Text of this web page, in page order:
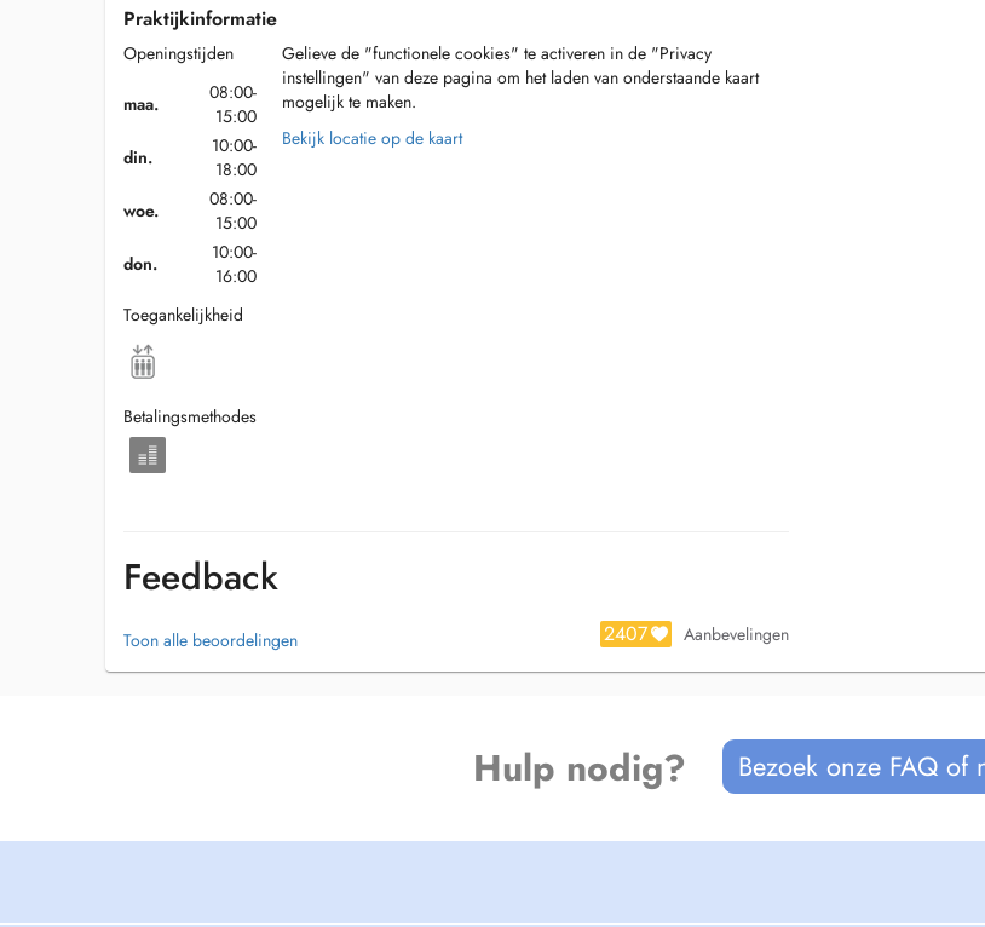
Praktijkinformatie
Openingstijden
maa.
08:00-
15:00
din.
10:00-
18:00
woe.
08:00-
15:00
don.
10:00-
16:00
Toegankelijkheid
Betalingsmethodes
Gelieve de "functionele cookies" te activeren in de "Privacy
instellingen" van deze pagina om het laden van onderstaande kaart
mogelijk te maken.
Bekijk locatie op de kaart
Feedback
Toon alle beoordelingen 2407 Aanbevelingen
Hulp nodig? Bezoek onze FAQ of